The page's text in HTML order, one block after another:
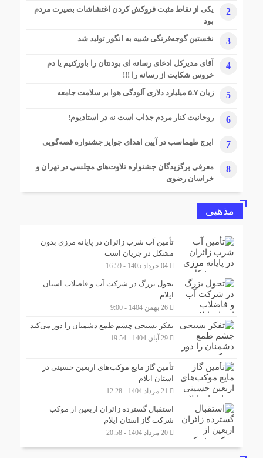
سنگ تمام مردم در نخستین یادواره «عهد ایثار»
پایان پروژه بازسازی و نوسازی بازارچه و چهارباغ دانشگاه
رایزنی دانشگاه ایلام و سازمان ملی استاندارد برای ارتقای
زیرساخت‌های آزمایشگاهی و استانداردسازی مرزی
2 ماه قبل
میدان نبرد اقتصادی کشور
نعمت گاز طبیعی برخوردار شدند
2
یکی از نقاط مثبت فروکش کردن اغتشاشات بصیرت مردم
بود
3 نخستین گوجه‌فرنگی شبیه به انگور تولید شد
4
آقای مدیرکل ادعای رسانه ای بودنتان را باورکنیم یا دم
خروس شکایت از رسانه را !!!
5 زیان ۵.۷ میلیارد دلاری آلودگی هوا بر سلامت جامعه
6 روحانیت کنار مردم جذاب است نه در استادیوم!
7 ایرج طهماسب در آیین اهدای جوایز جشنواره قصه‌گویی
8
معرفی برگزیدگان جشنواره تلاوت‌های مجلسی در تهران و
خراسان رضوی
مذهبی
تأمین آب شرب زائران در پایانه مرزی بدون
مشکل در جریان است
04 خرداد 1405 - 16:59
تحول بزرگ در شرکت آب و فاضلاب استان
ایلام
26 بهمن 1404 - 9:00
تفکر بسیجی چشم طمع دشمنان را دور می‌کند
29 آبان 1404 - 19:54
تأمین گاز مایع موکب‌هاى اربعین حسینى در
استان ایلام
استقبال گسترده زائران اربعین از موکب
شرکت گاز استان ایلام
20 مرداد 1404 - 20:58